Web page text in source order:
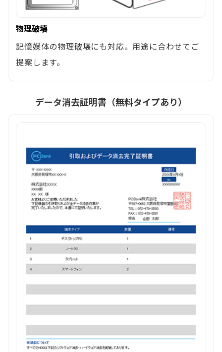
物理破壊
記憶媒体の物理破壊にも対応。用途に合わせてご
提案します。
データ消去証明書（無料タイプあり）